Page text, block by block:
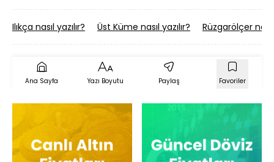
Ilıkça nasıl yazılır? Üst Küme nasıl yazılır? Rüzgarölçer nasıl
Ana Sayfa Yazı Boyutu Paylaş Favoriler